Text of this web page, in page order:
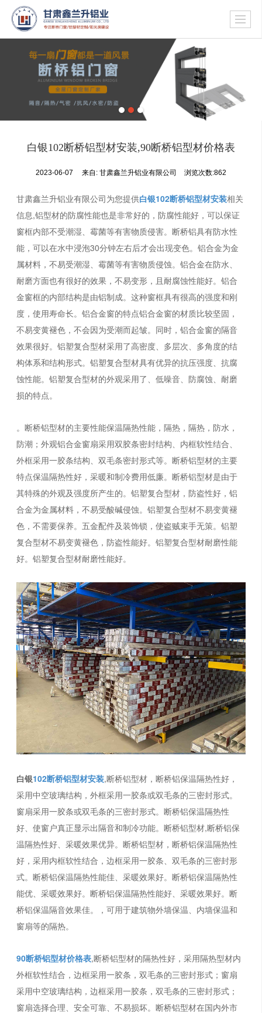
白银102断桥铝型材安装,90断桥铝型材价格表
2023-06-07 来自: 甘肃鑫兰升铝业有限公司 浏览次数:862
甘肃鑫兰升铝业有限公司为您提供白银102断桥铝型材安装相关
信息,铝型材的防腐性能也是非常好的，防腐性能好，可以保证
窗框内部不受潮湿、霉菌等有害物质侵害。断桥铝具有防水性
能，可以在水中浸泡30分钟左右后才会出现变色。铝合金为金
属材料，不易受潮湿、霉菌等有害物质侵蚀。铝合金在防水、
耐磨方面也有很好的效果，不易变形，且耐腐蚀性能好。铝合
金窗框的内部结构是由铝制成。这种窗框具有很高的强度和刚
度，使用寿命长。铝合金窗的特点铝合金窗的材质比较坚固，
不易变黄褪色，不会因为受潮而起皱。同时，铝合金窗的隔音
效果很好。铝塑复合型材采用了高密度、多层次、多角度的结
构体系和结构形式。铝塑复合型材具有优异的抗压强度、抗腐
蚀性能。铝塑复合型材的外观采用了、低噪音、防腐蚀、耐磨
损的特点。
。断桥铝型材的主要性能保温隔热性能，隔热，隔热，防水，
防潮；外观铝合金窗扇采用双胶条密封结构、内框软性结合、
外框采用一胶条结构、双毛条密封形式等。断桥铝型材的主要
特点保温隔热性好，采暖和制冷费用低廉。断桥铝型材是由于
其特殊的外观及强度所产生的。铝塑复合型材，防盗性好，铝
合金为金属材料，不易受酸碱侵蚀。铝塑复合型材不易变黄褪
色，不需要保养。五金配件及装饰锁，使盗贼束手无策。铝塑
复合型材不易变黄褪色，防盗性能好。铝塑复合型材耐磨性能
好。铝塑复合型材耐磨性能好。
白银102断桥铝型材安装,断桥铝型材，断桥铝保温隔热性好，
采用中空玻璃结构，外框采用一胶条或双毛条的三密封形式。
窗扇采用一胶条或双毛条的三密封形式。断桥铝保温隔热性
好、使窗户真正显示出隔音和制冷功能。断桥铝型材,断桥铝保
温隔热性好、采暖效果优异。断桥铝型材，断桥铝保温隔热性
好，采用内框软性结合，边框采用一胶条、双毛条的三密封形
式。断桥铝保温隔热性能佳、采暖效果好。断桥铝保温隔热性
能优、采暖效果好。断桥铝保温隔热性能好、采暖效果好。断
桥铝保温隔音效果佳。，可用于建筑物外墙保温、内墙保温和
窗扇等的隔热。
90断桥铝型材价格表,断桥铝型材的隔热性好，采用隔热型材内
外框软性结合，边框采用一胶条，双毛条的三密封形式；窗扇
采用中空玻璃结构，边框采用一胶条，双毛条的三密封形式；
窗扇选择合理、安全可靠、不易损坏。断桥铝型材在国内外市